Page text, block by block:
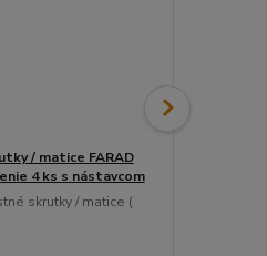
/ matice FARAD
4 ks s nástavcom
skrutky / matice (